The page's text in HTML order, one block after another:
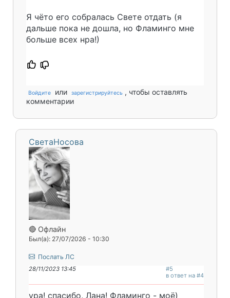
Я чёто его собралась Свете отдать (я
дальше пока не дошла, но Фламинго мне
больше всех нра!)
Войдите или зарегистрируйтесь , чтобы оставлять
комментарии
СветаНосова
🔴 Офлайн
Был(а): 27/07/2026 - 10:30
Послать ЛС
28/11/2023 13:45
#5
в ответ на #4
ура! спасибо, Лана! Фламинго - моё)